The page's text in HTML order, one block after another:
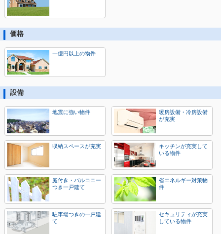
価格
一億円以上の物件
設備
地震に強い物件
暖房設備・冷房設備
が充実
収納スペースが充実
キッチンが充実して
いる物件
庭付き・バルコニー
つき一戸建て
省エネルギー対策物
件
駐車場つきの一戸建
て
セキュリティが充実
している物件